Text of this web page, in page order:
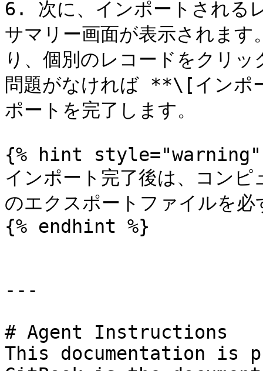
6. 次に、インポートされる
サマリー画面が表示されま
り、個別のレコードをクリ
問題がなければ **\[インポ
ポートを完了します。
{% hint style="warning"
インポート完了後は、コン
のエクスポートファイルを
{% endhint %}
---
# Agent Instructions
This documentation is